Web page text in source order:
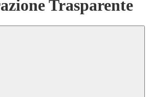
Trasparente